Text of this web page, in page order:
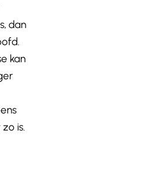
dan
kan
is.